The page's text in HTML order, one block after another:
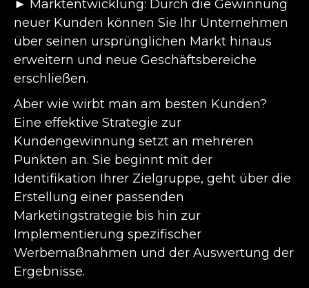
► Marktentwicklung: Durch die Gewinnung
neuer Kunden können Sie Ihr Unternehmen
über seinen ursprünglichen Markt hinaus
erweitern und neue Geschäftsbereiche
erschließen.
Aber wie wirbt man am besten Kunden?
Eine effektive Strategie zur
Kundengewinnung setzt an mehreren
Punkten an. Sie beginnt mit der
Identifikation Ihrer Zielgruppe, geht über die
Erstellung einer passenden
Marketingstrategie bis hin zur
Implementierung spezifischer
Werbemaßnahmen und der Auswertung der
Ergebnisse.